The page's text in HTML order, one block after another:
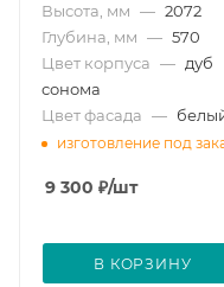
Высота, мм — 2072
Глубина, мм — 570
Цвет корпуса — дуб
сонома
Цвет фасада —
изготовление под
9 300 ₽/шт
В КОРЗИНУ